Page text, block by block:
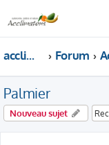
acclimatons.com Forum
Palmier
Nouveau sujet